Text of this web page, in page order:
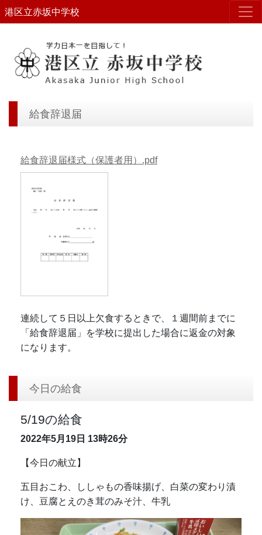
港区立赤坂中学校
給食辞退届
給食辞退届様式（保護者用）.pdf
連続して５日以上欠食するときで、１週間前までに
「給食辞退届」を学校に提出した場合に返金の対象
になります。
今日の給食
5/19の給食
2022年5月19日 13時26分
【今日の献立】
五目おこわ、ししゃもの香味揚げ、白菜の変わり漬
け、豆腐とえのき茸のみそ汁、牛乳